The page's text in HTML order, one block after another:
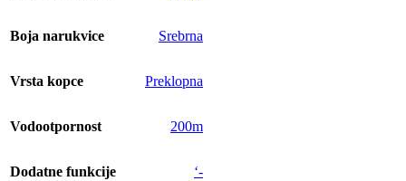
Boja narukvice Srebrna
Vrsta kopce Preklopna
Vodootpornost 200m
Dodatne funkcije
‘-